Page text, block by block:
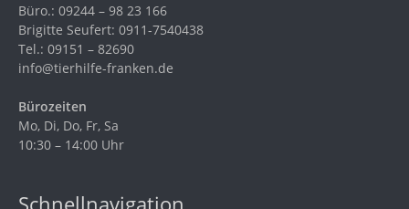
Büro.: 09244 – 98 23 166
Brigitte Seufert: 0911-7540438
Tel.: 09151 – 82690
info@tierhilfe-franken.de
Bürozeiten
Mo, Di, Do, Fr, Sa
10:30 – 14:00 Uhr